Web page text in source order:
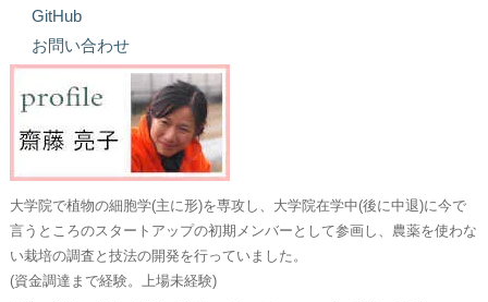
GitHub
お問い合わせ
大学院で植物の細胞学(主に形)を専攻し、大学院在学中(後に中退)に今で
言うところのスタートアップの初期メンバーとして参画し、農薬を使わな
い栽培の調査と技法の開発を行っていました。
(資金調達まで経験。上場未経験)